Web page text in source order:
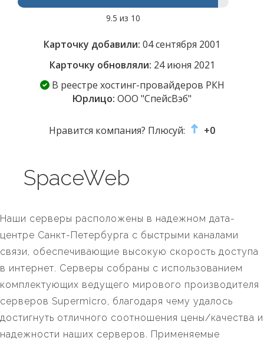
9.5 из 10
Карточку добавили: 04 сентября 2001
Карточку обновляли: 24 июня 2021
В реестре хостинг-провайдеров РКН
Юрлицо: ООО "СпейсВэб"
Нравится компания? Плюсуй: +0
SpaceWeb
Наши серверы расположены в надежном дата-
центре Санкт-Петербурга с быстрыми каналами
связи, обеспечивающие высокую скорость доступа
в интернет. Серверы собраны с использованием
комплектующих ведущего мирового производителя
серверов Supermicro, благодаря чему удалось
достигнуть отличного соотношения цены/качества и
надежности наших серверов. Применяемые